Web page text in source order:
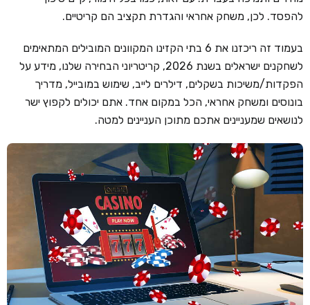
להפסד. לכן, משחק אחראי והגדרת תקציב הם קריטיים.
בעמוד זה ריכזנו את 6 בתי הקזינו המקוונים המובילים המתאימים
לשחקנים ישראלים בשנת 2026, קריטריוני הבחירה שלנו, מידע על
הפקדות/משיכות בשקלים, דילרים לייב, שימוש במובייל, מדריך
בונוסים ומשחק אחראי, הכל במקום אחד. אתם יכולים לקפוץ ישר
לנושאים שמעניינים אתכם מתוכן העניינים למטה.